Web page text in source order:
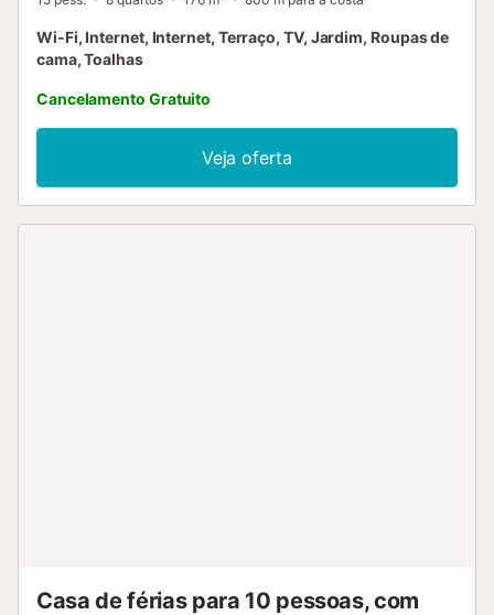
Wi-Fi, Internet, Internet, Terraço, TV, Jardim, Roupas de
cama, Toalhas
Cancelamento Gratuito
Veja oferta
Casa de férias para 10 pessoas, com